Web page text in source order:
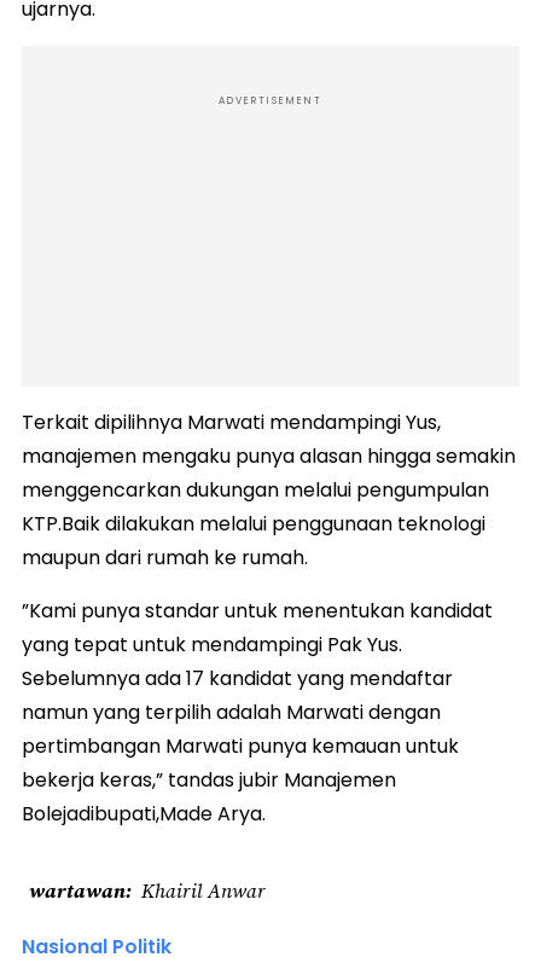
ujarnya.
ADVERTISEMENT
Terkait dipilihnya Marwati mendampingi Yus,
manajemen mengaku punya alasan hingga semakin
menggencarkan dukungan melalui pengumpulan
KTP.Baik dilakukan melalui penggunaan teknologi
maupun dari rumah ke rumah.
”Kami punya standar untuk menentukan kandidat
yang tepat untuk mendampingi Pak Yus.
Sebelumnya ada 17 kandidat yang mendaftar
namun yang terpilih adalah Marwati dengan
pertimbangan Marwati punya kemauan untuk
bekerja keras,” tandas jubir Manajemen
Bolejadibupati,Made Arya.
wartawan Khairil Anwar
Nasional Politik